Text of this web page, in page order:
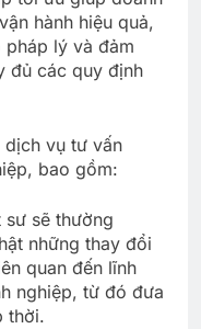
hành hiệu quả,
pháp lý và đảm
đủ các quy định
vụ tư vấn
bao gồm:
sư sẽ thường
những thay đổi
quan đến lĩnh
nghiệp, từ đó đưa
thời.